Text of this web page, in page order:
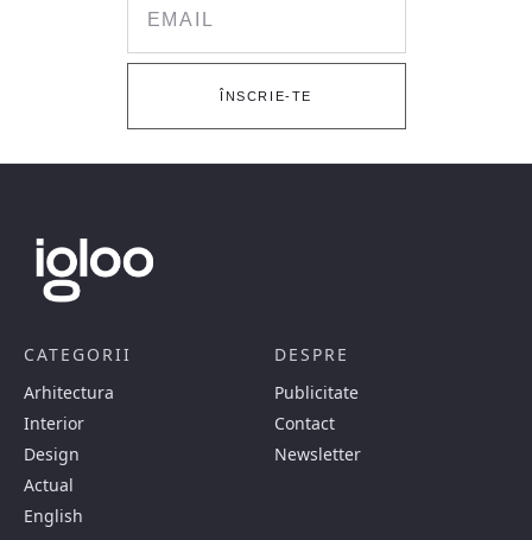
ÎNSCRIE-TE
CATEGORII
Arhitectura
Interior
Design
Actual
English
DESPRE
Publicitate
Contact
Newsletter